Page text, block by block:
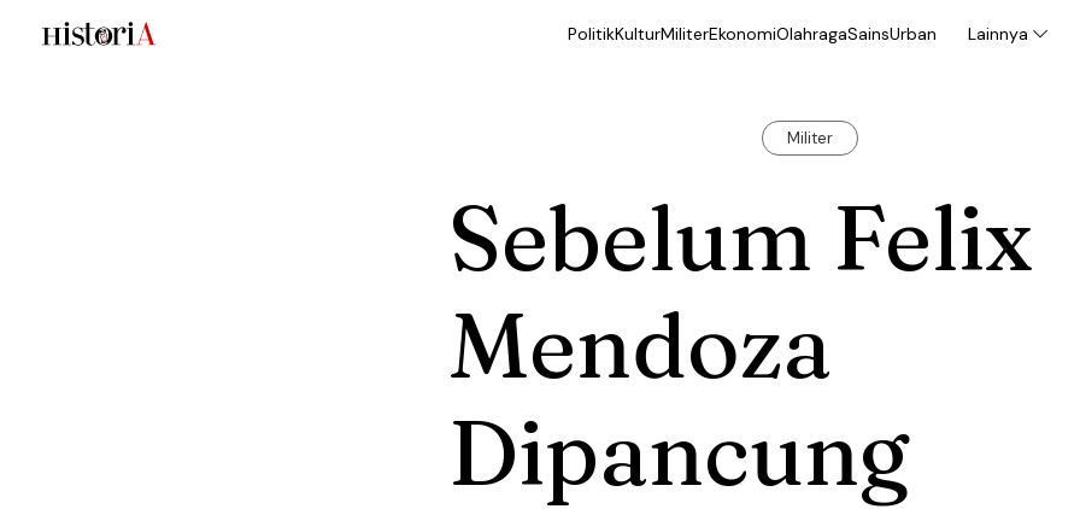
PolitikKulturMiliterEkonomiOlahragaSainsUrban Lainnya
Militer
Sebelum Felix
Mendoza
Dipancung